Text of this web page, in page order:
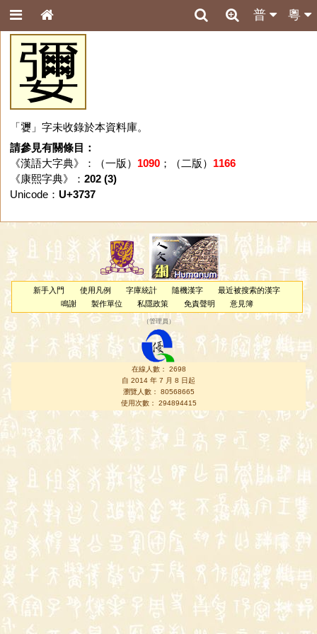
粵
普
㜷
「㜷」字未收錄於本資料庫。
請參見有關條目：
《漢語大字典》：（一版） 1090；（二版） 1166
《康熙字典》： 202 (3)
Unicode： U+3737
新手入門 使用凡例 字庫統計 隨機漢字
最近被搜索的漢字
鳴謝
製作單位 私隱政策 免責聲明 意見簿
（管理員 ）
在線人數： 2698
自 2014 年 7 月 8 日起
瀏覽人數： 80568665
使用次數： 294894415